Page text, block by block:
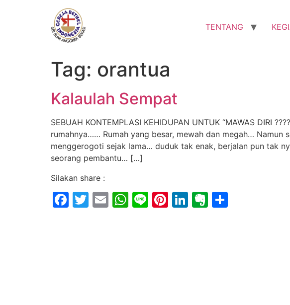
TENTANG
Tag: orantua
Kalaulah Sempat
SEBUAH KONTEMPLASI KEHIDUPAN UNTUK “MAWAS DIRI
rumahnya…… Rumah yang besar, mewah dan megah…
menggerogoti sejak lama… duduk tak enak, berjalan pun tak
seorang pembantu… […]
Silakan share :
Facebook
Twitter
EmailWhatsApp
LinePinterest
LinkedIn
Evernote